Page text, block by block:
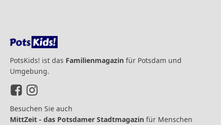
PotsKids! ist das Familienmagazin für Potsdam und
Umgebung.
Besuchen Sie auch
MittZeit - das Potsdamer Stadtmagazin für Menschen